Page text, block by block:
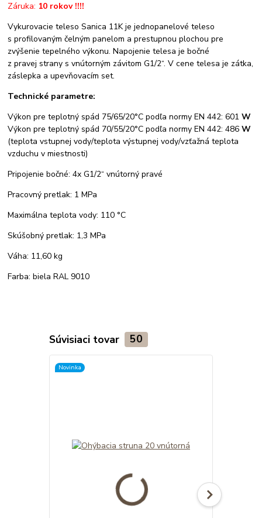
Záruka: 10 rokov !!!!
Vykurovacie teleso Sanica 11K je jednopanelové teleso
s profilovaným čelným panelom a prestupnou plochou pre
zvýšenie tepelného výkonu. Napojenie telesa je bočné
z pravej strany s vnútorným závitom G1/2“. V cene telesa je zátka,
záslepka a upevňovacím set.
Technické parametre:
Výkon pre teplotný spád 75/65/20°C podľa normy EN 442: 601 W
Výkon pre teplotný spád 70/55/20°C podľa normy EN 442: 486 W
(teplota vstupnej vody/teplota výstupnej vody/vzťažná teplota
vzduchu v miestnosti)
Pripojenie bočné: 4x G1/2“ vnútorný pravé
Pracovný pretlak: 1 MPa
Maximálna teplota vody: 110 °C
Skúšobný pretlak: 1,3 MPa
Váha: 11,60 kg
Farba: biela RAL 9010
Súvisiaci tovar 50
Novinka